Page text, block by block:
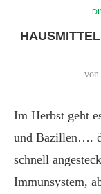
von
Im Herbst geht
und Bazillen….
schnell
Immunsystem,